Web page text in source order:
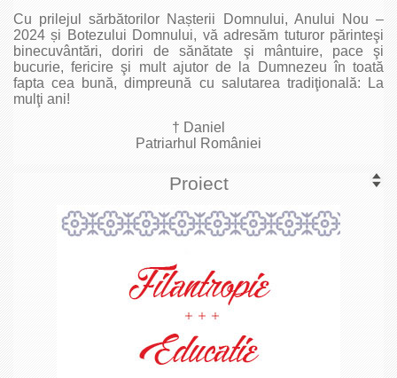
Cu prilejul sărbătorilor Nașterii Domnului, Anului Nou –
2024 și Botezului Domnului, vă adresăm tuturor părinteşi
binecuvântări, doriri de sănătate şi mântuire, pace şi
bucurie, fericire şi mult ajutor de la Dumnezeu în toată
fapta cea bună, dimpreună cu salutarea tradiţională: La
mulţi ani!
† Daniel
Patriarhul României
Proiect